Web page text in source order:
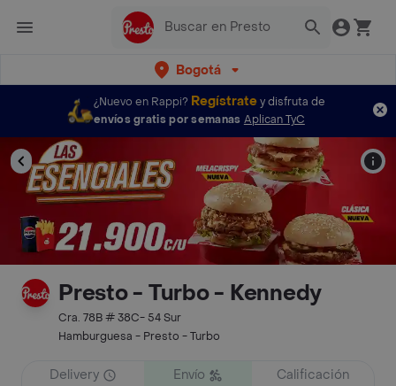
Bogotá
¿Nuevo en Rappi? Regístratey disfruta de
envíos gratis por semanas Aplican TyC
Presto - Turbo - Kennedy
Cra. 78B # 38C- 54 Sur
Hamburguesa - Presto - Turbo
Delivery
Envío
Calificación